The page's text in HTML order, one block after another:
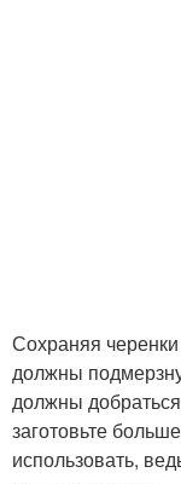
Сохраняя
должны
должны
заготовьте
использовать,